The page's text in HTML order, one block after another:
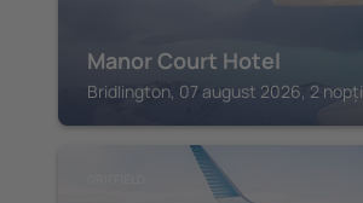
Manor Court Hotel
Bridlington, 07 august 2026, 2 nopți